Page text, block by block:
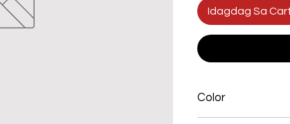
Idagdag Sa
Color